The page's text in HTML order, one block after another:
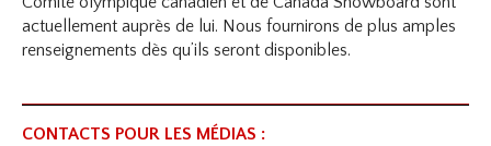
actuellement auprès de lui. Nous fournirons de plus amples
renseignements dès qu’ils seront disponibles.
CONTACTS POUR LES MÉDIAS :